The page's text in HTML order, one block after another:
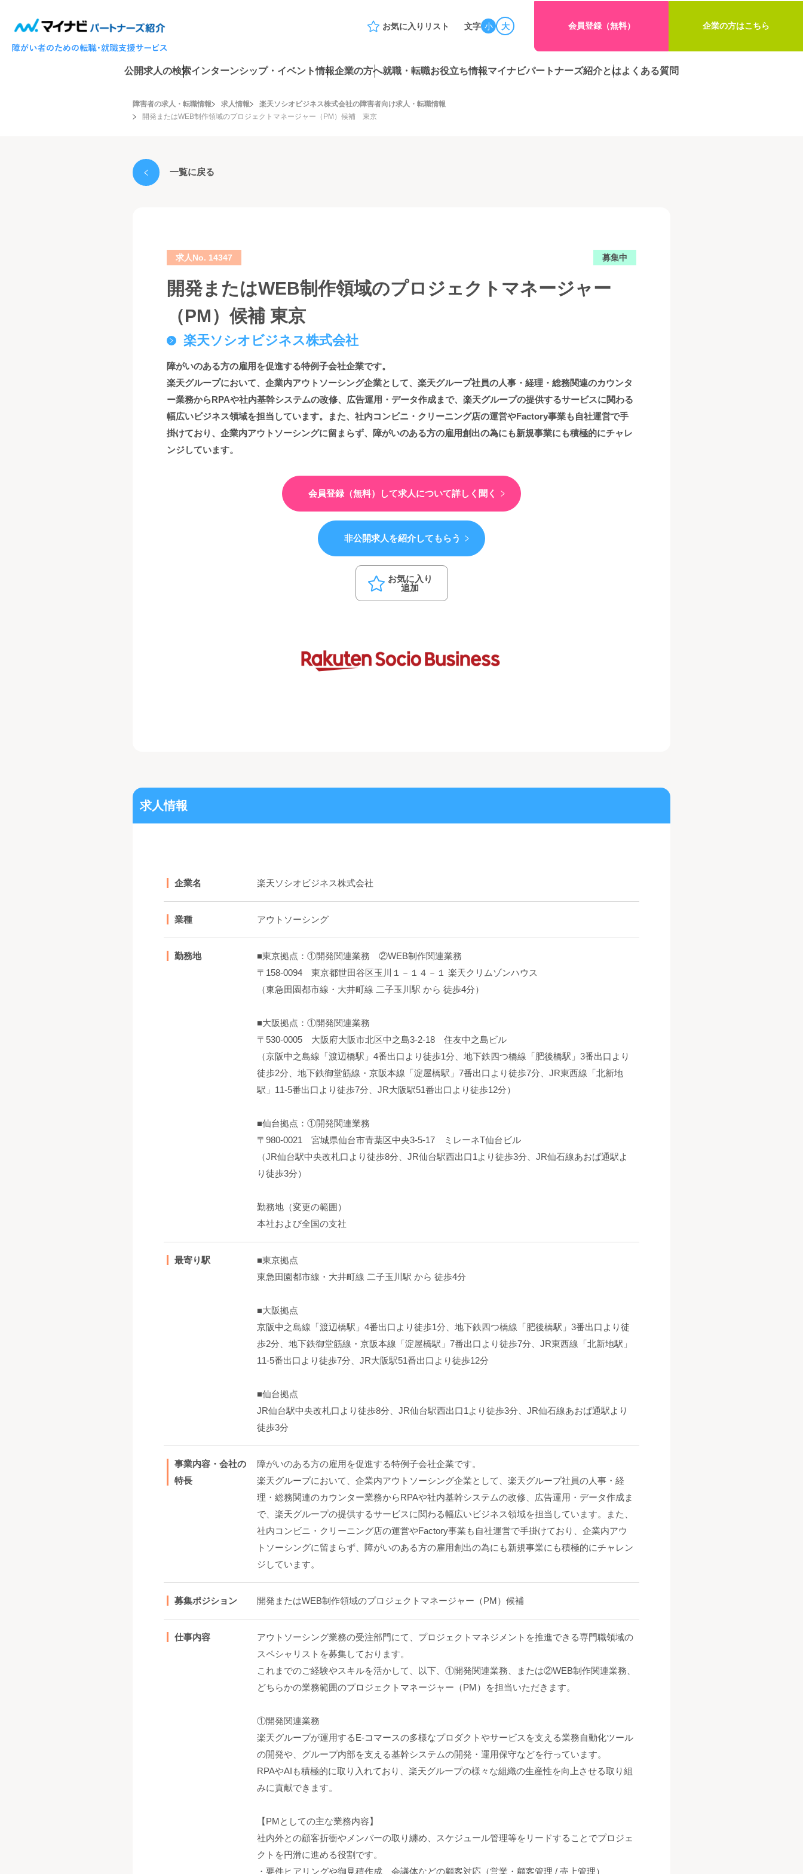
お気に入りリスト 文字 小 大 会員登録（無料） 企業の方はこちら
公開求人の検索インターンシップ・イベント情報企業の方へ就職・転職お役立ち情報マイナビパートナーズ紹介とはよくある質問
障害者の求人・転職情報 求人情報
楽天ソシオビジネス株式会社の障害者向け求人・転職情報
開発またはWEB制作領域のプロジェクトマネージャー（PM）候補 東京
一覧に戻る
求人No. 14347 募集中
開発またはWEB制作領域のプロジェクトマネージャー
（PM）候補 東京
楽天ソシオビジネス株式会社
障がいのある方の雇用を促進する特例子会社企業です。
楽天グループにおいて、企業内アウトソーシング企業として、楽天グループ社員の人事・経理・総務関連のカウンタ
ー業務からRPAや社内基幹システムの改修、広告運用・データ作成まで、楽天グループの提供するサービスに関わる
幅広いビジネス領域を担当しています。また、社内コンビニ・クリーニング店の運営やFactory事業も自社運営で手
掛けており、企業内アウトソーシングに留まらず、障がいのある方の雇用創出の為にも新規事業にも積極的にチャレ
ンジしています。
会員登録（無料）して求人について詳しく聞く
非公開求人を紹介してもらう
お気に入り
追加
求人情報
企業名 楽天ソシオビジネス株式会社
業種 アウトソーシング
勤務地
■東京拠点：①開発関連業務 ②WEB制作関連業務
〒158-0094 東京都世田谷区玉川１－１４－１ 楽天クリムゾンハウス
（東急田園都市線・大井町線 二子玉川駅 から 徒歩4分）
■大阪拠点：①開発関連業務
〒530-0005 大阪府大阪市北区中之島3-2-18 住友中之島ビル
（京阪中之島線「渡辺橋駅」4番出口より徒歩1分、地下鉄四つ橋線「肥後橋駅」3番出口より
徒歩2分、地下鉄御堂筋線・京阪本線「淀屋橋駅」7番出口より徒歩7分、JR東西線「北新地
駅」11-5番出口より徒歩7分、JR大阪駅51番出口より徒歩12分）
■仙台拠点：①開発関連業務
〒980-0021 宮城県仙台市青葉区中央3-5-17 ミレーネT仙台ビル
（JR仙台駅中央改札口より徒歩8分、JR仙台駅西出口1より徒歩3分、JR仙石線あおば通駅よ
り徒歩3分）
勤務地（変更の範囲）
本社および全国の支社
最寄り駅
■東京拠点
東急田園都市線・大井町線 二子玉川駅 から 徒歩4分
■大阪拠点
京阪中之島線「渡辺橋駅」4番出口より徒歩1分、地下鉄四つ橋線「肥後橋駅」3番出口より徒
歩2分、地下鉄御堂筋線・京阪本線「淀屋橋駅」7番出口より徒歩7分、JR東西線「北新地駅」
11-5番出口より徒歩7分、JR大阪駅51番出口より徒歩12分
■仙台拠点
JR仙台駅中央改札口より徒歩8分、JR仙台駅西出口1より徒歩3分、JR仙石線あおば通駅より
徒歩3分
事業内容・会社の
特長
障がいのある方の雇用を促進する特例子会社企業です。
楽天グループにおいて、企業内アウトソーシング企業として、楽天グループ社員の人事・経
理・総務関連のカウンター業務からRPAや社内基幹システムの改修、広告運用・データ作成ま
で、楽天グループの提供するサービスに関わる幅広いビジネス領域を担当しています。また、
社内コンビニ・クリーニング店の運営やFactory事業も自社運営で手掛けており、企業内アウ
トソーシングに留まらず、障がいのある方の雇用創出の為にも新規事業にも積極的にチャレン
ジしています。
募集ポジション 開発またはWEB制作領域のプロジェクトマネージャー（PM）候補
仕事内容
アウトソーシング業務の受注部門にて、プロジェクトマネジメントを推進できる専門職領域の
スペシャリストを募集しております。
これまでのご経験やスキルを活かして、以下、①開発関連業務、または②WEB制作関連業務、
どちらかの業務範囲のプロジェクトマネージャー（PM）を担当いただきます。
①開発関連業務
楽天グループが運用するE-コマースの多様なプロダクトやサービスを支える業務自動化ツール
の開発や、グループ内部を支える基幹システムの開発・運用保守などを行っています。
RPAやAIも積極的に取り入れており、楽天グループの様々な組織の生産性を向上させる取り組
みに貢献できます。
【PMとしての主な業務内容】
社内外との顧客折衝やメンバーの取り纏め、スケジュール管理等をリードすることでプロジェ
クトを円滑に進める役割です。
・要件ヒアリングや御見積作成、会議体などの顧客対応（営業・顧客管理 / 売上管理）